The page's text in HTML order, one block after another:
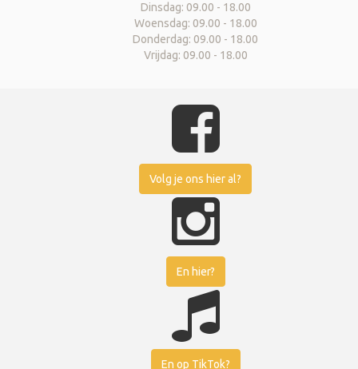
Dinsdag: 09.00 - 18.00
Woensdag: 09.00 - 18.00
Donderdag: 09.00 - 18.00
Vrijdag: 09.00 - 18.00
Volg je ons hier al?
En hier?
En op TikTok?